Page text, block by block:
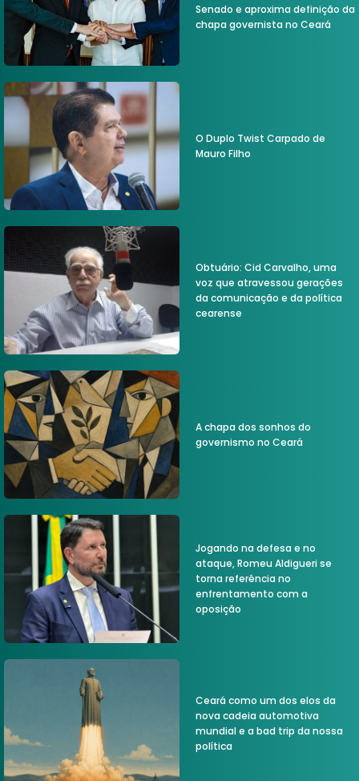
Senado e aproxima definição da
chapa governista no Ceará
O Duplo Twist Carpado de
Mauro Filho
Obtuário: Cid Carvalho, uma
voz que atravessou gerações
da comunicação e da política
cearense
A chapa dos sonhos do
governismo no Ceará
Jogando na defesa e no
ataque, Romeu Aldigueri se
torna referência no
enfrentamento com a
oposição
Ceará como um dos elos da
nova cadeia automotiva
mundial e a bad trip da nossa
política